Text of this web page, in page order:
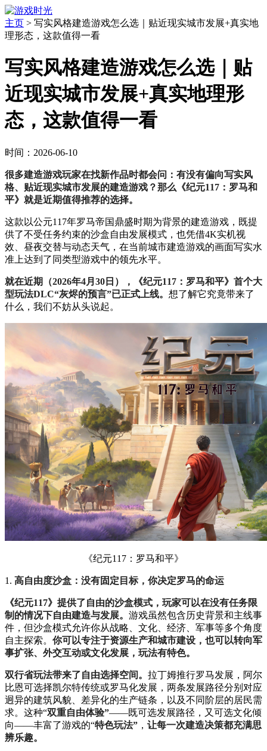
主页 > 写实风格建造游戏怎么选｜贴近现实城市发展+真实地
理形态，这款值得一看
写实风格建造游戏怎么选｜贴
近现实城市发展+真实地理形
态，这款值得一看
时间：2026-06-10
很多建造游戏玩家在找新作品时都会问：有没有偏向写实风
格、贴近现实城市发展的建造游戏？那么《纪元117：罗马和
平》就是近期值得推荐的选择。
这款以公元117年罗马帝国鼎盛时期为背景的建造游戏，既提
供了不受任务约束的沙盒自由发展模式，也凭借4K实机视
效、昼夜交替与动态天气，在当前城市建造游戏的画面写实水
准上达到了同类型游戏中的领先水平。
就在近期（2026年4月30日），《纪元117：罗马和平》首个大
型玩法DLC“灰烬的预言”已正式上线。 想了解它究竟带来了
什么，我们不妨从头说起。
《纪元117：罗马和平》
1. 高自由度沙盒：没有固定目标，你决定罗马的命运
《纪元117》提供了自由的沙盒模式，玩家可以在没有任务限
制的情况下自由建造与发展。 游戏虽然包含历史背景和主线事
件，但沙盒模式允许你从战略、文化、经济、军事等多个角度
自主探索。 你可以专注于资源生产和城市建设，也可以转向军
事扩张、外交互动或文化发展，玩法有特色。
双行省玩法带来了自由选择空间。 拉丁姆推行罗马发展，阿尔
比恩可选择凯尔特传统或罗马化发展，两条发展路径分别对应
迥异的建筑风貌、差异化的生产链条，以及不同阶层的居民需
求。这种“双重自由体验”——既可选发展路径，又可选文化倾
向——丰富了游戏的“特色玩法” ， 让每一次建造决策都充满思
辨乐趣。